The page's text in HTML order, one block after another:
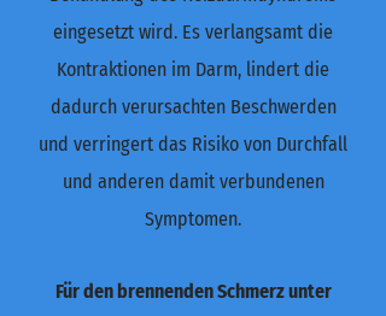
eingesetzt wird. Es verlangsamt die
Kontraktionen im Darm, lindert die
dadurch verursachten Beschwerden
und verringert das Risiko von Durchfall
und anderen damit verbundenen
Symptomen.
Für den brennenden Schmerz unter